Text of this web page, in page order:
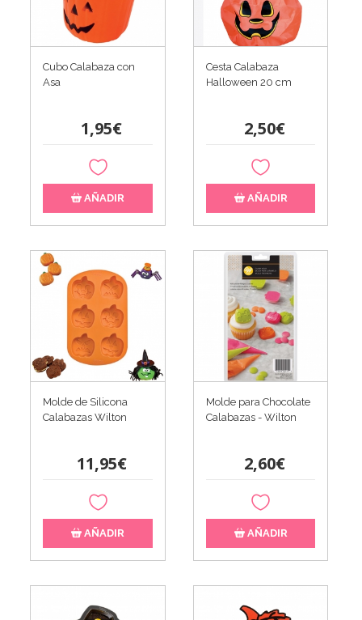
Cubo Calabaza con
Asa
1,95€
AÑADIR
Cesta Calabaza
Halloween 20 cm
2,50€
AÑADIR
Molde de Silicona
Calabazas Wilton
11,95€
AÑADIR
Molde para Chocolate
Calabazas - Wilton
2,60€
AÑADIR